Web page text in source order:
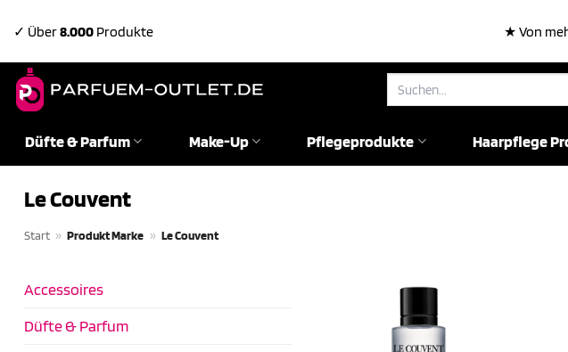
Inhalt
springen
✓ Über8.000 Produkte ★ Von
Suchen
Düfte & Parfum Make-Up Pflegeprodukte Haarpflege
Le Couvent
Start » Produkt Marke » Le Couvent
Accessoires
Düfte & Parfum